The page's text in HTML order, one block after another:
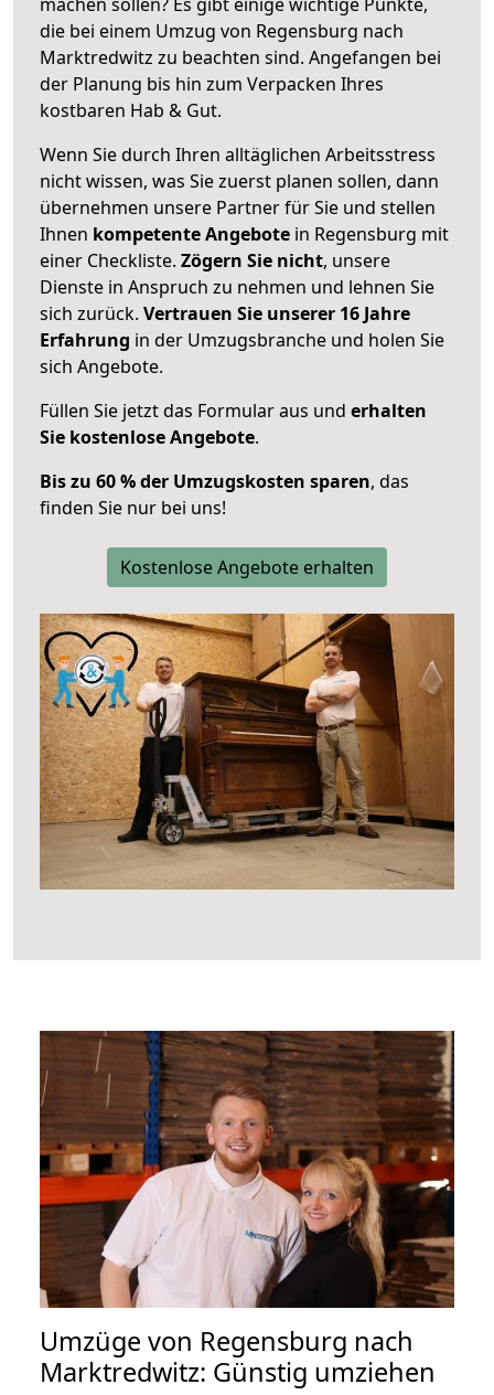
die bei einem Umzug von Regensburg nach
Marktredwitz zu beachten sind. Angefangen bei
der Planung bis hin zum Verpacken Ihres
kostbaren Hab & Gut.
Wenn Sie durch Ihren alltäglichen Arbeitsstress
nicht wissen, was Sie zuerst planen sollen, dann
übernehmen unsere Partner für Sie und stellen
Ihnen kompetente Angebote in Regensburg mit
einer Checkliste. Zögern Sie nicht, unsere
Dienste in Anspruch zu nehmen und lehnen Sie
sich zurück. Vertrauen Sie unserer 16 Jahre
Erfahrung in der Umzugsbranche und holen Sie
sich Angebote.
Füllen Sie jetzt das Formular aus und erhalten
Sie kostenlose Angebote.
Bis zu 60 % der Umzugskosten sparen, das
finden Sie nur bei uns!
Kostenlose Angebote erhalten
Umzüge von Regensburg nach
Marktredwitz: Günstig umziehen